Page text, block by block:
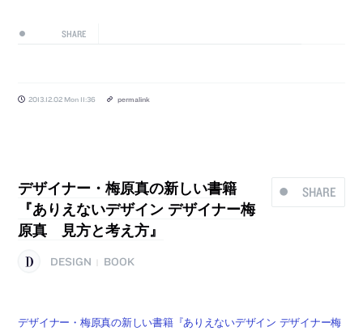
SHARE
2013.12.02 Mon 11:36 permalink
SHARE
デザイナー・梅原真の新しい書籍
『ありえないデザイン デザイナー梅
原真 見方と考え方』
DESIGN BOOK
デザイナー・梅原真の新しい書籍『ありえないデザイン デザイナー梅